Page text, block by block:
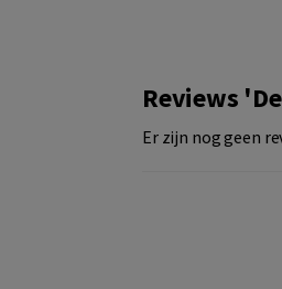
Reviews
Er zijn nog geen